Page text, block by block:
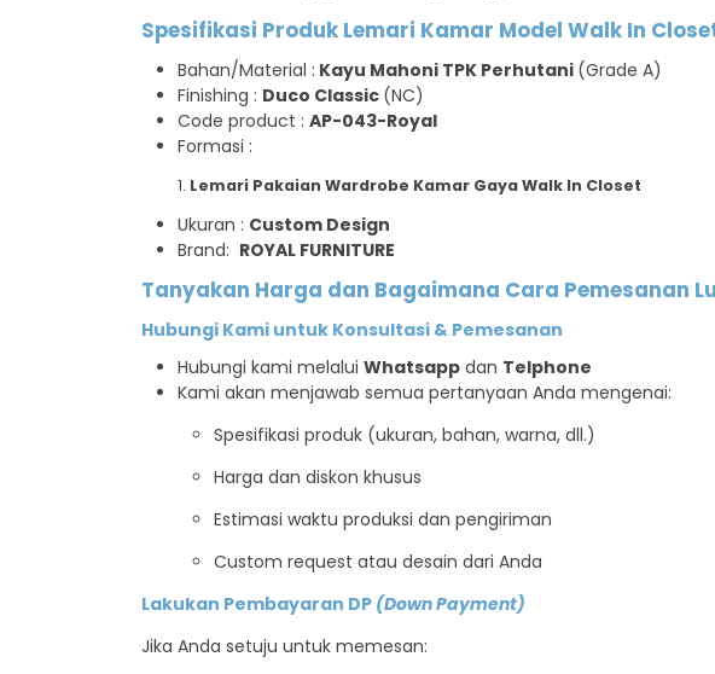
Spesifikasi Produk Lemari Kamar Model Walk In
Bahan/Material : Kayu Mahoni TPK Perhutani (Grade A)
Finishing : Duco Classic (NC)
Code product : AP-043-Royal
Formasi :
Lemari Pakaian Wardrobe Kamar Gaya Walk In Closet
Ukuran : Custom Design
Brand: ROYAL FURNITURE
Tanyakan Harga dan Bagaimana Cara Pemesanan
Hubungi Kami untuk Konsultasi & Pemesanan
Hubungi kami melalui Whatsapp dan Telphone
Kami akan menjawab semua pertanyaan Anda mengenai:
Spesifikasi produk (ukuran, bahan, warna, dll.)
Harga dan diskon khusus
Estimasi waktu produksi dan pengiriman
Custom request atau desain dari Anda
Lakukan Pembayaran DP (Down Payment)
Jika Anda setuju untuk memesan: